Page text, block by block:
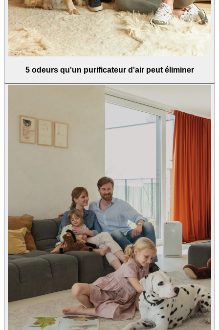
5 odeurs qu'un purificateur d'air peut éliminer